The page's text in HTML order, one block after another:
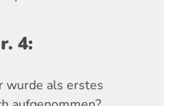
4:
wurde als erstes